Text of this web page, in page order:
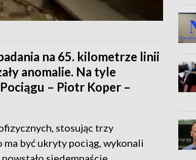
na 65. kilometrze linii
anomalie. Na tyle
– Piotr Koper –
stosując trzy
być ukryty pociąg, wykonali